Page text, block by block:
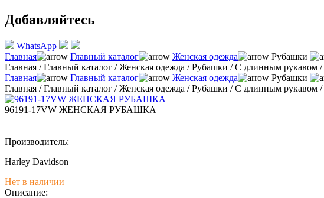
Добавляйтесь
WhatsApp
Главная
Главный каталог Женская одежда Рубашки
Главная /Главный каталог /Женская одежда /Рубашки /С длинным рукавом /
Главная
Главный каталог Женская одежда Рубашки
Главная /Главный каталог /Женская одежда /Рубашки /С длинным рукавом /
96191-17VW ЖЕНСКАЯ РУБАШКА
Производитель:
Harley Davidson
Нет в наличии
Описание: